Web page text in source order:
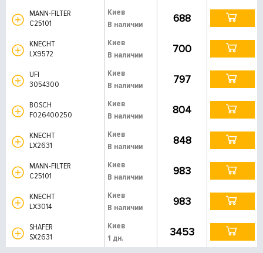
MANN-FILTER
C25101
Киев
В наличии
688
KNECHT
LX9572
Киев
В наличии
700
UFI
3054300
Киев
В наличии
797
BOSCH
F026400250
Киев
В наличии
804
KNECHT
LX2631
Киев
В наличии
848
MANN-FILTER
C25101
Киев
В наличии
983
KNECHT
LX3014
Киев
В наличии
983
SHAFER
SX2631
Киев
1 дн.
3453